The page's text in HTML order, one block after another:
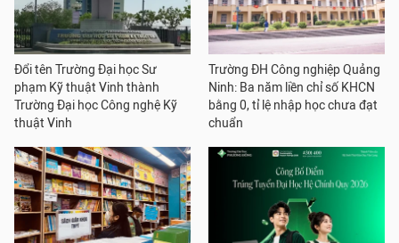
Đổi tên Trường Đại học Sư
phạm Kỹ thuật Vinh thành
Trường Đại học Công nghệ Kỹ
thuật Vinh
Trường ĐH Công nghiệp Quảng
Ninh: Ba năm liền chỉ số KHCN
bằng 0, tỉ lệ nhập học chưa đạt
chuẩn